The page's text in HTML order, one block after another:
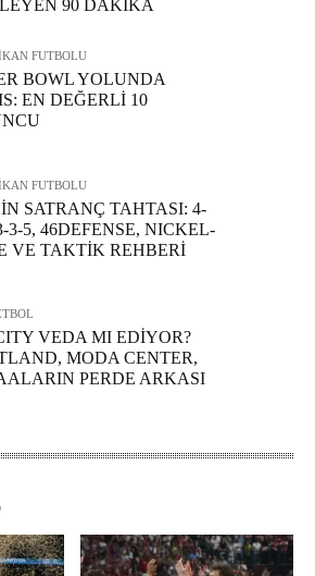
90 DAKİKA
FUTBOLU
BOWL YOLUNDA
EN DEĞERLİ 10
FUTBOLU
SATRANÇ TAHTASI: 4-
3-5, 46DEFENSE, NICKEL-
VE TAKTİK REHBERİ
VEDA MI EDİYOR?
MODA CENTER,
PERDE ARKASI